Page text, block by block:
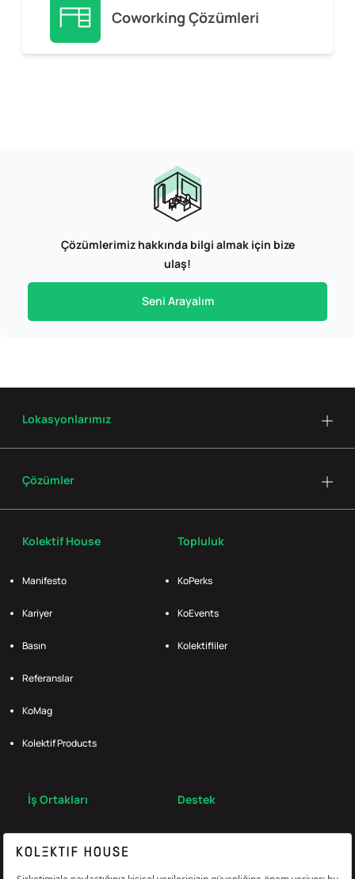
Coworking Çözümleri
Çözümlerimiz hakkında bilgi almak için bize
ulaş!
Seni Arayalım
Kolektif House
Manifesto
Kariyer
Basın
Referanslar
KoMag
Kolektif Products
Topluluk
KoPerks
KoEvents
Kolektifliler
İş Ortakları Destek
Lokasyonlarımız
Çözümler